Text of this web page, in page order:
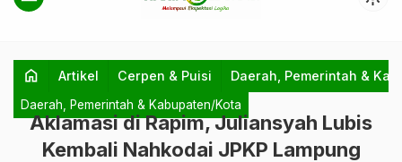
home Artikel Cerpen & Puisi Daerah, Pemerintah &
Daerah, Pemerintah & Kabupaten/Kota
Aklamasi di Rapim, Juliansyah Lubis
Kembali Nahkodai JPKP Lampung